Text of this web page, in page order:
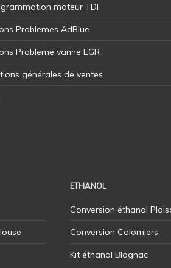
moteur TDI
Problemes AdBlue
Probleme vanne EGR
générales de ventes
ETHANOL
Conversion éthanol
Conversion Colomiers
Kit éthanol Blagnac